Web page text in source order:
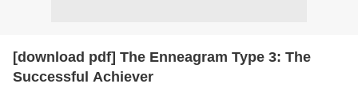
[download pdf] The Enneagram Type 3: The
Successful Achiever